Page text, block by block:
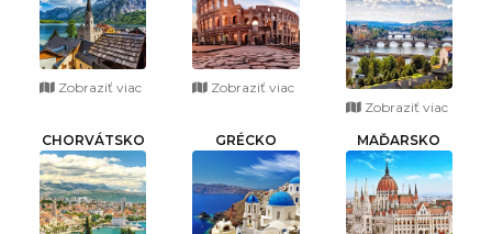
Zobraziť viac Zobraziť viac
Zobraziť viac
CHORVÁTSKO GRÉCKO MAĎARSKO